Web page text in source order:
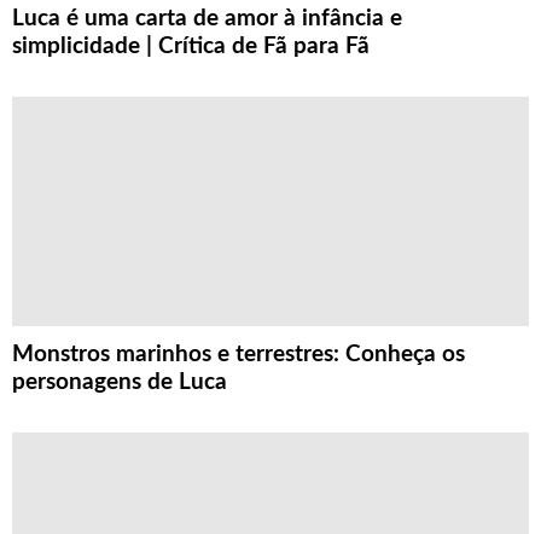
Luca é uma carta de amor à infância e
simplicidade | Crítica de Fã para Fã
Monstros marinhos e terrestres: Conheça os
personagens de Luca